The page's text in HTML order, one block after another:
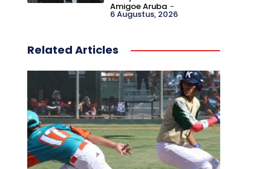
Amigoe Aruba -
6 Augustus, 2026
Related Articles